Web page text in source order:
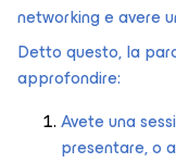
networking e avere
Detto questo, la
approfondire:
Avete una
presentare, o